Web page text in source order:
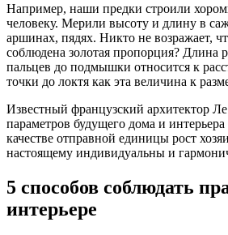
Например, наши предки строили
человеку. Мерили высоту и длину в
аршинах, пядях. Никто не возражает,
соблюдена золотая пропорция? Длина
пальцев до подмышки относится к
точки до локтя как эта величина к
Известный французский архитектор
параметров будущего дома и интерьера
качестве отправной единицы рост
настоящему индивидуальны и
5 способов соблюдать
интерьере